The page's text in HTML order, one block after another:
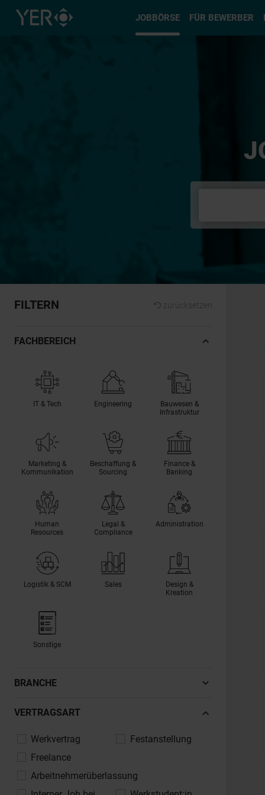
JOBBÖRSE FÜR BEWERBER
Typ
FILTERN zurücksetzen
FACHBEREICH
IT & Tech Engineering
Bauwesen &
Infrastruktur
Marketing &
Kommunikation
Beschaffung &
Sourcing
Finance &
Banking
Human
Resources
Legal &
Compliance
Administration
Logistik & SCM Sales
Design &
Kreation
Sonstige
BRANCHE
Automotive, Fahrzeugindustrie
Versicherungen
Bau, Architektur, Immobilien
Chemie, Pharma, Life Sciences
VERTRAGSART
Werkvertrag
Festanstellung
Freelance
Arbeitnehmerüberlassung